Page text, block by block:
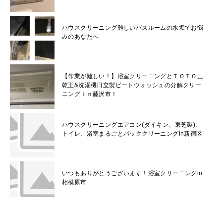
ハウスクリーニング難しいバスルームの水垢でお悩
みのあなたへ
【作業が難しい！】浴室クリーニングとＴＯＴＯ三
乾王&洗濯機日立製ビートウォッシュの分解クリー
ニングｉｎ藤沢市！
ハウスクリーニングエアコン(ダイキン、東芝製)、
トイレ、浴室まるごとパッククリーニングin新宿区
いつもありがとうございます！浴室クリーニングin
相模原市